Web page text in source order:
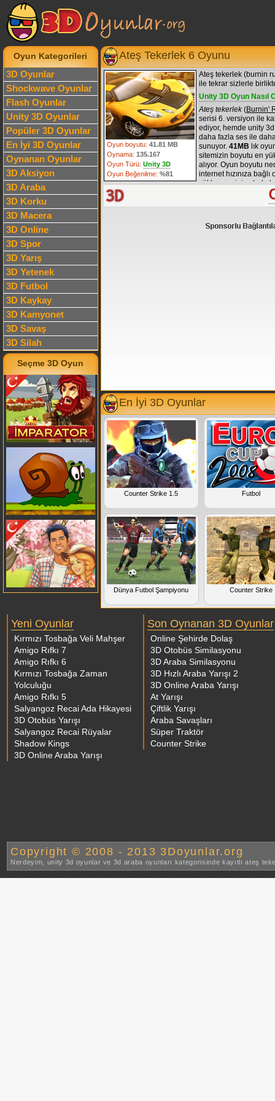
Oyun Kategorileri
3D Oyunlar
Shockwave Oyunlar
Flash Oyunlar
Unity 3D Oyunlar
Popüler 3D Oyunlar
En İyi 3D Oyunlar
Oynanan Oyunlar
3D Aksiyon
3D Araba
3D Korku
3D Macera
3D Online
3D Spor
3D Yarış
3D Yetenek
3D Futbol
3D Kaykay
3D Kamyonet
3D Savaş
3D Silah
Seçme 3D Oyun
Ateş Tekerlek 6 Oyunu
Oyun boyutu: 41.81 MB
Oynama: 135.167
Oyun Türü: Unity 3D
Oyun Beğenilme: %81
Ateş tekerlek (burnin
ile tekrar sizlerle
Unity 3D Oyun Nasıl
Ateş tekerlek(Burnin'
serisi 6. versiyon ile
ediyor, hemde unity
daha fazla ses ile
sunuyor. 41MB lık
sitemizin boyutu en
alıyor. Oyun boyutu
internet hızınıza
yüklenmesini sabırla
kategorilerinden
Klavye yön tuşları
En İyi 3D Oyunlar
Counter Strike 1.5 Futbol
Dünya Futbol Şampiyonu Counter Strike
Yeni Oyunlar
Kırmızı Tosbağa Veli Mahşer
Amigo Rıfkı 7
Amigo Rıfkı 6
Kırmızı Tosbağa Zaman
Yolculuğu
Amigo Rıfkı 5
Salyangoz Recai Ada Hikayesi
3D Otobüs Yarışı
Salyangoz Recai Rüyalar
Shadow Kings
3D Online Araba Yarışı
Son Oynanan 3D Oyunlar
Online Şehirde Dolaş
3D Otobüs Similasyonu
3D Araba Similasyonu
3D Hızlı Araba Yarışı 2
3D Online Araba Yarışı
At Yarışı
Çiftlik Yarışı
Araba Savaşları
Süper Traktör
Counter Strike
Copyright © 2008 - 2013 3Doyunlar.org
Nerdeyim, unity 3d oyunlar ve 3d araba oyunları kategorisinde kayıtlı ateş